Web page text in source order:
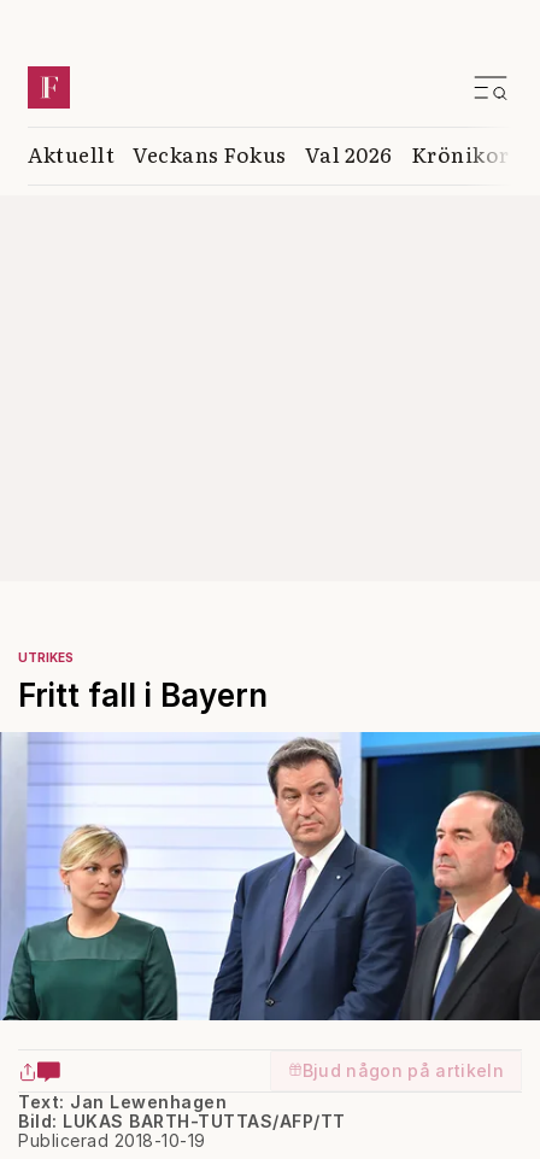
Aktuellt Veckans Fokus Val 2026 Krönikor
UTRIKES
Fritt fall i Bayern
Bjud någon på artikeln
Text: Jan Lewenhagen
Publicerad 2018-10-19
Bild: LUKAS BARTH-TUTTAS/AFP/TT